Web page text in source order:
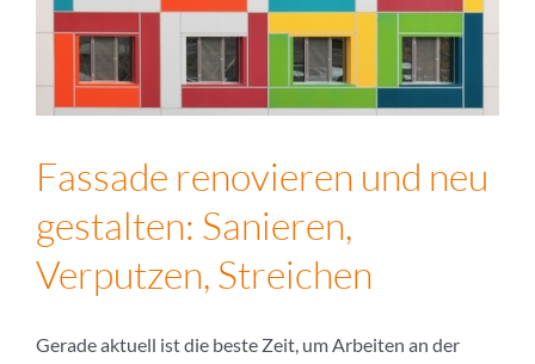
Fassade renovieren und neu
gestalten: Sanieren,
Verputzen, Streichen
Gerade aktuell ist die beste Zeit, um Arbeiten an der